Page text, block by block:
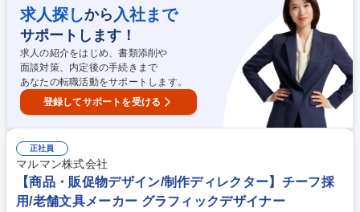
る達成感と、お客様からの感謝がモチベーションに。 【採用背景】案件増
加に伴い、現場を支える新たなメンバーを募集しています。 募集職種 未
経験歓迎【中野】内装・空間の施工管理/資格支援/転勤なし/ものづくり
求人探しから 入社まで
サポートします！
求人の紹介をはじめ、書類添削や
面談対策、内定後の手続きまで
あなたの転職活動をサポートします。
登録してサポートを受ける
正社員
マルマン株式会社
【商品・販促物デザイン/制作ディレクター】チーフ採
用/老舗文具メーカー グラフィックデザイナー